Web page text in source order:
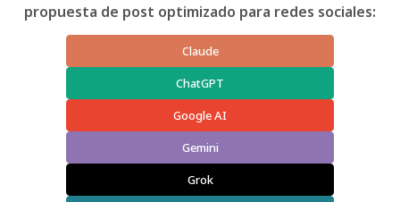
propuesta de post optimizado para redes sociales:
Claude
ChatGPT
Google AI
Gemini
Grok